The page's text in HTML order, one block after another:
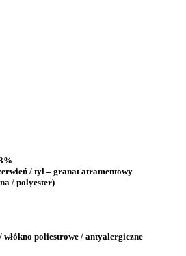
/ tył – granat atramentowy
/ polyester)
poliestrowe / antyalergiczne